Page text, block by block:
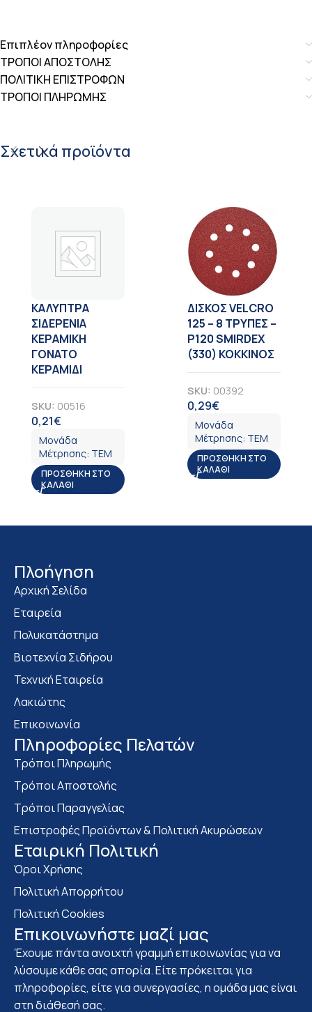
Επιπλέον πληροφορίες
ΤΡΟΠΟΙ ΑΠΟΣΤΟΛΗΣ
ΠΟΛΙΤΙΚΗ ΕΠΙΣΤΡΟΦΩΝ
ΤΡΟΠΟΙ ΠΛΗΡΩΜΗΣ
Σχετικά προϊόντα
ΚΑΛΥΠΤΡΑ
ΣΙΔΕΡΕΝΙΑ
ΚΕΡΑΜΙΚΗ
ΓΟΝΑΤΟ
ΚΕΡΑΜΙΔΙ
SKU: 00516
0,21€
Μονάδα
Μέτρησης: ΤΕΜ
ΠΡΟΣΘΉΚΗ ΣΤΟ
ΚΑΛΆΘΙ
ΔΙΣΚΟΣ VELCRO
125 – 8 TΡΥΠΕΣ –
Ρ120 SMIRDEX
(330) ΚΟΚΚΙΝΟΣ
SKU: 00392
0,29€
Μονάδα
Μέτρησης: ΤΕΜ
ΠΡΟΣΘΉΚΗ ΣΤΟ
ΚΑΛΆΘΙ
Πλοήγηση
Αρχική Σελίδα
Εταιρεία
Πολυκατάστημα
Bιοτεχνία Σιδήρου
Τεχνική Εταιρεία
Λακιώτης
Επικοινωνία
Πληροφορίες Πελατών
Τρόποι Πληρωμής
Τρόποι Αποστολής
Τρόποι Παραγγελίας
Επιστροφές Προϊόντων & Πολιτική Ακυρώσεων
Eταιρική Πολιτική
Όροι Χρήσης
Πολιτική Απορρήτου
Πολιτική Cookies
Επικοινωνήστε μαζί μας
Έχουμε πάντα ανοιχτή γραμμή επικοινωνίας για να
λύσουμε κάθε σας απορία. Είτε πρόκειται για
πληροφορίες, είτε για συνεργασίες, η ομάδα μας είναι
στη διάθεσή σας.